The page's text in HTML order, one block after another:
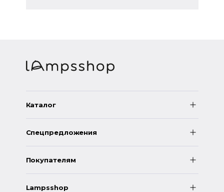
Каталог
Спецпредложения
Покупателям
Lampsshop